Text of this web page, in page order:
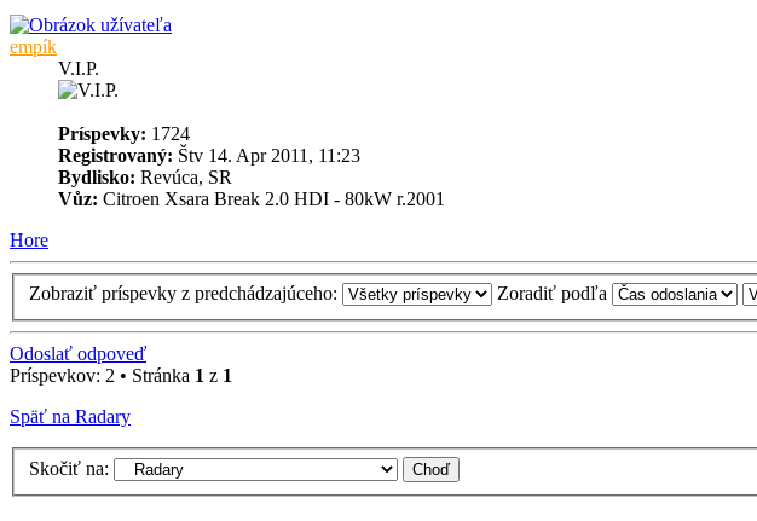
empík
V.I.P.
Príspevky: 1724
Registrovaný: Štv 14. Apr 2011, 11:23
Bydlisko: Revúca, SR
Vůz: Citroen Xsara Break 2.0 HDI - 80kW r.2001
Hore
Zobraziť príspevky z predchádzajúceho: Zoradiť podľa
Odoslať odpoveď
Príspevkov: 2 • Stránka 1 z 1
Späť na Radary
Skočiť na: